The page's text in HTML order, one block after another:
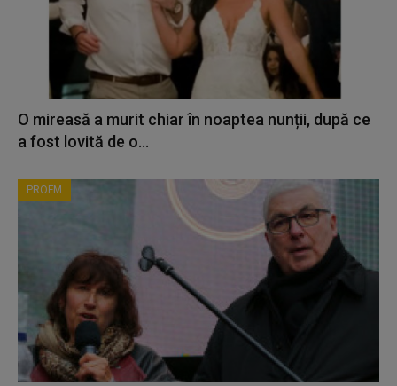
O mireasă a murit chiar în noaptea nunții, după ce
a fost lovită de o...
PROFM